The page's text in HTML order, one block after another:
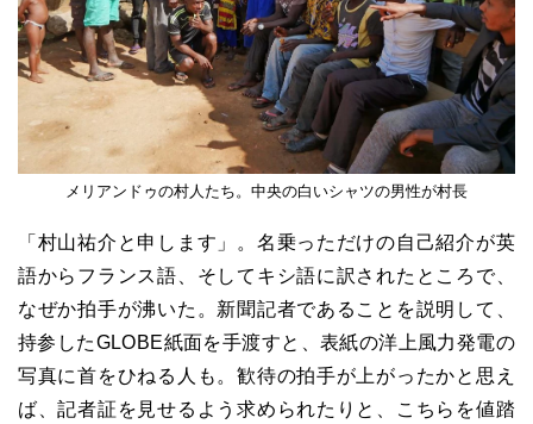
メリアンドゥの村人たち。中央の白いシャツの男性が村長
「村山祐介と申します」。名乗っただけの自己紹介が英
語からフランス語、そしてキシ語に訳されたところで、
なぜか拍手が沸いた。新聞記者であることを説明して、
持参したGLOBE紙面を手渡すと、表紙の洋上風力発電の
写真に首をひねる人も。歓待の拍手が上がったかと思え
ば、記者証を見せるよう求められたりと、こちらを値踏